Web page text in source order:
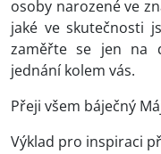
osoby narozené ve
jaké ve skutečnosti
zaměřte se jen na
jednání kolem vás.
Přeji všem báječný
Výklad pro inspiraci